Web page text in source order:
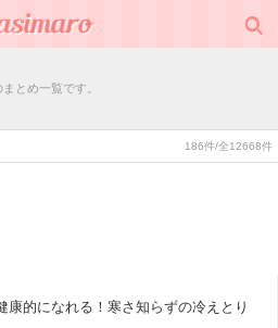
とめ一覧です。
186件/全12668件
康的になれる！寒さ知らずの冷えとり